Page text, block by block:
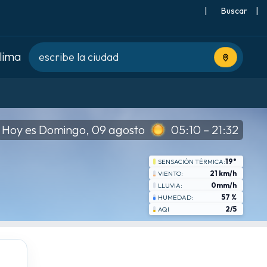
| |
Usa tu
Hoy es Domingo, 09 agosto 05:10 – 21:32
SENSACIÓN TÉRMICA:19°
VIENTO: 21 km/h
LLUVIA: 0mm/h
HUMEDAD: 57 %
AQI 2/5